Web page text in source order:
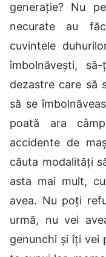
generație? Nu
necurate au
cuvintele
îmbolnăvești,
dezastre care să
să se
poată ara
accidente de
căuta modalități
asta mai mult,
avea. Nu poți
urmă, nu vei
genunchi și îți vei